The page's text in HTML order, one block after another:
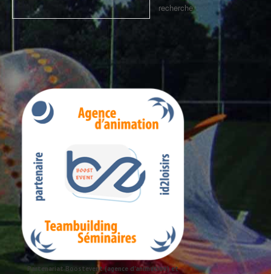
Partenariat Boostevent (agence d'animation) et